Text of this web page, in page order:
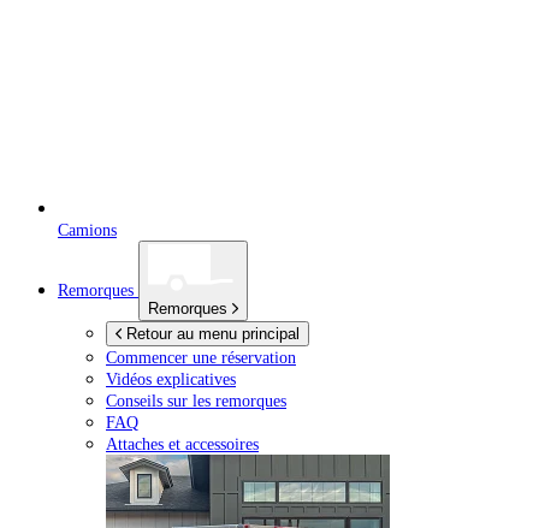
Camions
Remorques
Remorques
Retour au menu principal
Commencer une réservation
Vidéos explicatives
Conseils sur les remorques
FAQ
Attaches et accessoires